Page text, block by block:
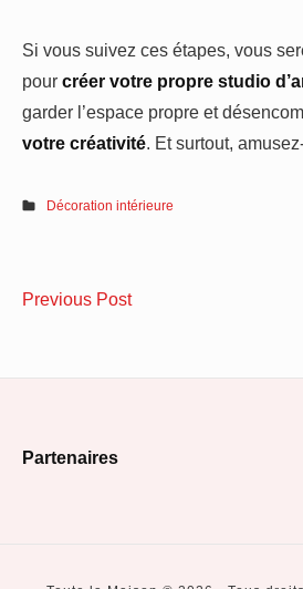
Si vous suivez ces étapes, vous
pour créer votre propre studio
garder l’espace propre et
votre créativité. Et surtout,
Décoration intérieure
Navigation
Previous Post7
Partenaires